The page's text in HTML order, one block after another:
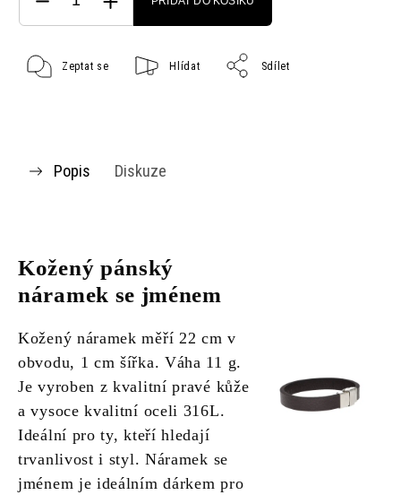
Zeptat se Hlídat Sdílet
Popis Diskuze
Kožený pánský
náramek se jménem
Kožený náramek měří 22 cm v
obvodu, 1 cm šířka. Váha 11 g.
Je vyroben z kvalitní pravé kůže
a vysoce kvalitní oceli 316L.
Ideální pro ty, kteří hledají
trvanlivost i styl. Náramek se
jménem je ideálním dárkem pro